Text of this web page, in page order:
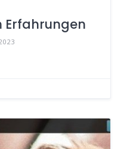
Erfahrungen